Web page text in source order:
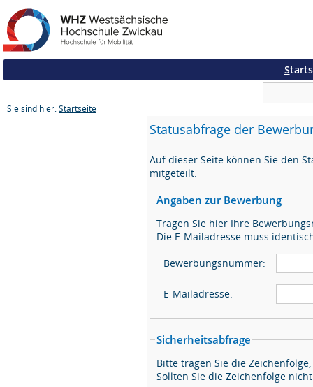
S
Sie sind hier: Startseite
Statusabfrage der
Auf dieser Seite können Sie den
mitgeteilt.
Angaben zur Bewerbung
Tragen Sie hier Ihre
Die E-Mailadresse muss
Bewerbungsnummer:
E-Mailadresse:
Sicherheitsabfrage
Bitte tragen Sie die
Sollten Sie die Zeichenfolge